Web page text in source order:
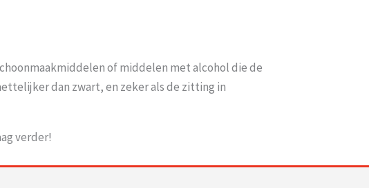
of middelen met alcohol die de
dan zwart, en zeker als de zitting in
verder!